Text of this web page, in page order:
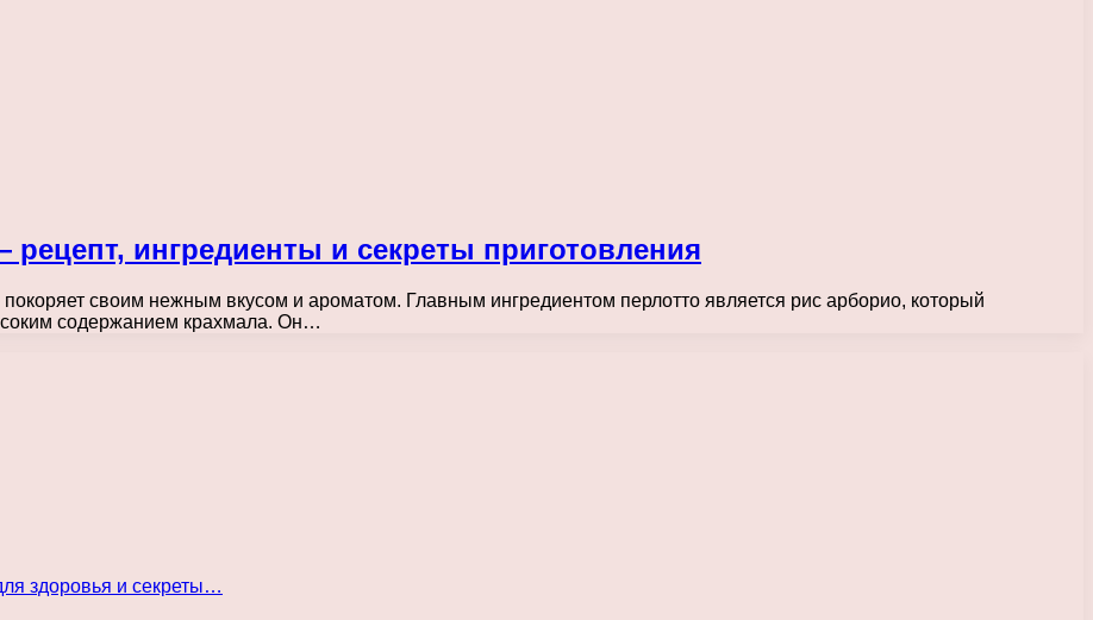
ингредиенты и секреты приготовления
своим нежным вкусом и ароматом. Главным ингредиентом перлотто является рис арборио, который
содержанием крахмала. Он…
здоровья и секреты…